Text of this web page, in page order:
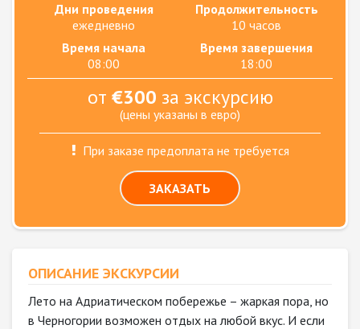
Дни проведения
ежедневно
Продолжительность
10 часов
Время начала
08:00
Время завершения
18:00
от €300 за экскурсию
(цены указаны в евро)
При заказе предоплата не требуется
ЗАКАЗАТЬ
ОПИСАНИЕ ЭКСКУРСИИ
Лето на Адриатическом побережье – жаркая пора, но
в Черногории возможен отдых на любой вкус. И если